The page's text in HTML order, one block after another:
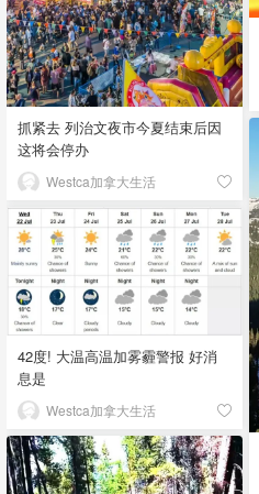
抓紧去 列治文夜市今夏结束后因
这将会停办
Westca加拿大生活
42度! 大温高温加雾霾警报 好消
息是
Westca加拿大生活